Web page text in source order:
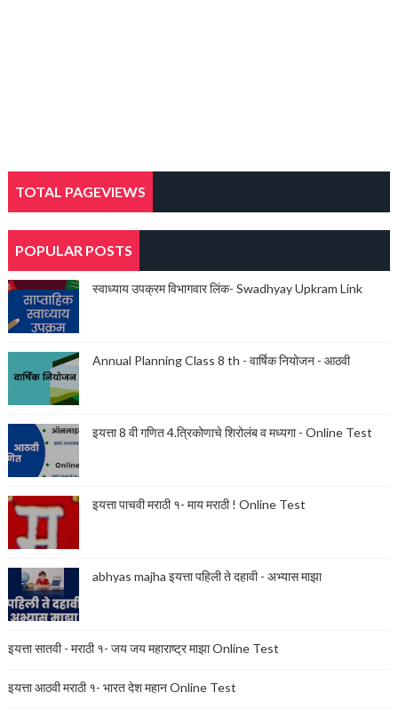
TOTAL PAGEVIEWS
POPULAR POSTS
स्वाध्याय उपक्रम विभागवार लिंक- Swadhyay Upkram Link
Annual Planning Class 8 th - वार्षिक नियोजन - आठवी
इयत्ता 8 वी गणित 4.त्रिकोणाचे शिरोलंब व मध्यगा - Online Test
इयत्ता पाचवी मराठी १- माय मराठी ! Online Test
abhyas majha इयत्ता पहिली ते दहावी - अभ्यास माझा
इयत्ता सातवी - मराठी १- जय जय महाराष्ट्र माझा Online Test
इयत्ता आठवी मराठी १- भारत देश महान Online Test